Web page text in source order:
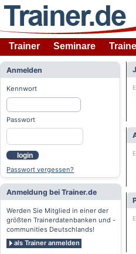
Trainer Seminare
Anmelden
Kennwort
Passwort
login
Passwort vergessen?
Anmeldung bei Trainer.de
Werden Sie Mitglied in einer der
größten Trainerdatenbanken und -
communities Deutschlands!
als Trainer anmelden